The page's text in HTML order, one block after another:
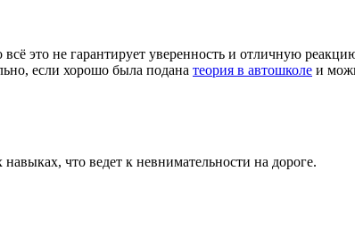
это не гарантирует уверенность и отличную
если хорошо была подана теория в автошколе и
что ведет к невнимательности на дороге.